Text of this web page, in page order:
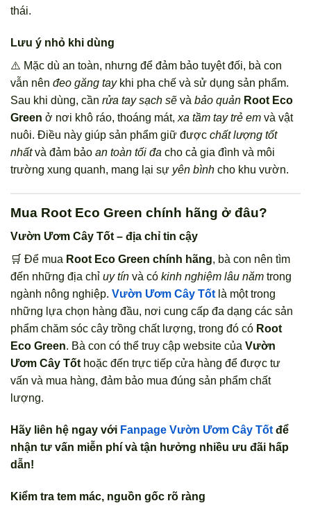
thái.
Lưu ý nhỏ khi dùng
⚠️ Mặc dù an toàn, nhưng để đảm bảo tuyệt đối, bà con
vẫn nên đeo găng taykhi pha chế và sử dụng sản phẩm.
Sau khi dùng, cần rửa tay sạch sẽ và bảo quản Root Eco
Green ở nơi khô ráo, thoáng mát, xa tầm tay trẻ em và vật
nuôi. Điều này giúp sản phẩm giữ được chất lượng tốt
nhấtvà đảm bảo an toàn tối đa cho cả gia đình và môi
trường xung quanh, mang lại sự yên bình cho khu vườn.
Mua Root Eco Green chính hãng ở đâu?
Vườn Ươm Cây Tốt – địa chỉ tin cậy
🛒 Để mua Root Eco Green chính hãng, bà con nên tìm
đến những địa chỉ uy tín và có kinh nghiệm lâu năm trong
ngành nông nghiệp. Vườn Ươm Cây Tốt là một trong
những lựa chọn hàng đầu, nơi cung cấp đa dạng các sản
phẩm chăm sóc cây trồng chất lượng, trong đó có Root
Eco Green. Bà con có thể truy cập website của Vườn
Ươm Cây Tốt hoặc đến trực tiếp cửa hàng để được tư
vấn và mua hàng, đảm bảo mua đúng sản phẩm chất
lượng.
Hãy liên hệ ngay với Fanpage Vườn Ươm Cây Tốt để
nhận tư vấn miễn phí và tận hưởng nhiều ưu đãi hấp
dẫn!
Kiểm tra tem mác, nguồn gốc rõ ràng